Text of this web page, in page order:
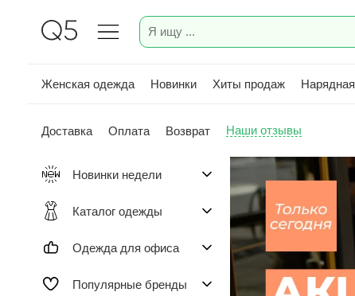
Женская одежда Новинки Хиты продаж Нарядная
Доставка Оплата Возврат Наши отзывы
Новинки недели
Каталог одежды
Одежда для офиса
Популярные бренды